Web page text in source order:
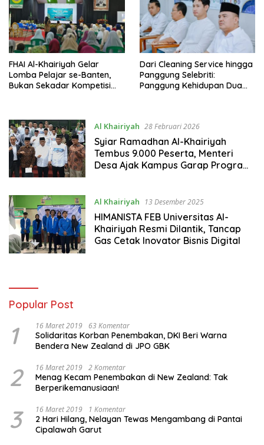
FHAI Al-Khairiyah Gelar
Lomba Pelajar se-Banten,
Bukan Sekadar Kompetisi
Dari Cleaning Service hingga
Panggung Selebriti:
Panggung Kehidupan Dua
Al Khairiyah 28 Februari 2026
Syiar Ramadhan Al-Khairiyah
Tembus 9.000 Peserta, Menteri
Desa Ajak Kampus Garap Program
Al Khairiyah 13 Desember 2025
HIMANISTA FEB Universitas Al-
Khairiyah Resmi Dilantik, Tancap
Gas Cetak Inovator Bisnis Digital
Popular Post
1 16 Maret 2019 63 Komentar
Solidaritas Korban Penembakan, DKI Beri Warna
Bendera New Zealand di JPO GBK
2 16 Maret 2019 2 Komentar
Menag Kecam Penembakan di New Zealand: Tak
Berperikemanusiaan!
3 16 Maret 2019 1 Komentar
2 Hari Hilang, Nelayan Tewas Mengambang di Pantai
Cipalawah Garut